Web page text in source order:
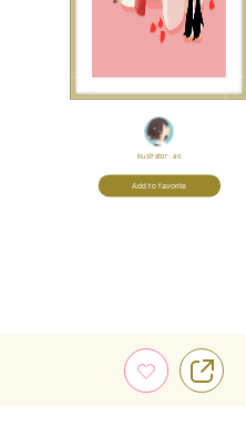
Illustrator:ao
Add to favorite